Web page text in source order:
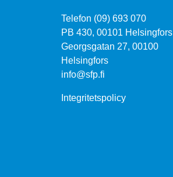
Telefon (09) 693 070
PB 430, 00101 Helsingfors
Georgsgatan 27, 00100
Helsingfors
info@sfp.fi
Integritetspolicy